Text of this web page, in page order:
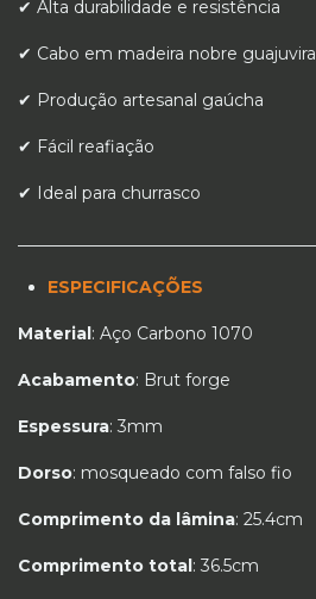
✔ Alta durabilidade e resistência
✔ Cabo em madeira nobre guajuvira
✔ Produção artesanal gaúcha
✔ Fácil reafiação
✔ Ideal para churrasco
ESPECIFICAÇÕES
Material: Aço Carbono 1070
Acabamento: Brut forge
Espessura: 3mm
Dorso: mosqueado com falso fio
Comprimento da lâmina: 25.4cm
Comprimento total: 36.5cm